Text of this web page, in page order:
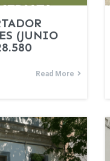
(JUNIO
Read More